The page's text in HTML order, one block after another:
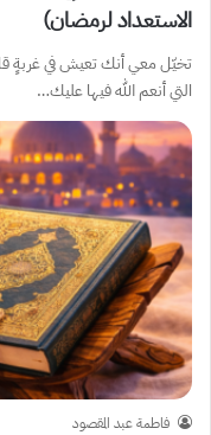
الاستعداد لرمضان)
تخيّل معي أنك تعيش في غربةٍ
التي أنعم الله فيها عليك…
فاطمة عبد المقصود